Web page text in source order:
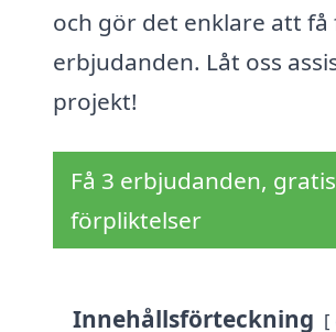
och gör det enklare att
erbjudanden. Låt oss
projekt!
Få 3 erbjudanden,
förpliktelser
Innehållsförteckning